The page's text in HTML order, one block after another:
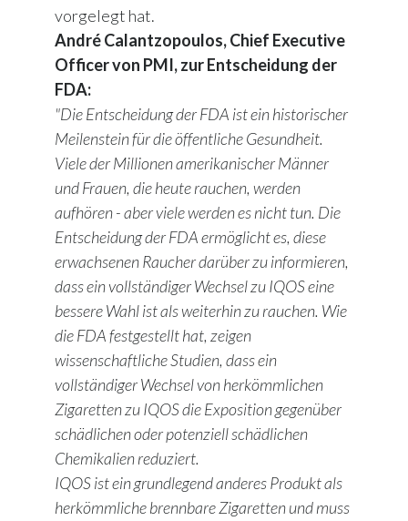
vorgelegt hat.
André Calantzopoulos, Chief Executive
Officer von PMI, zur Entscheidung der
FDA:
"Die Entscheidung der FDA ist ein historischer
Meilenstein für die öffentliche Gesundheit.
Viele der Millionen amerikanischer Männer
und Frauen, die heute rauchen, werden
aufhören - aber viele werden es nicht tun. Die
Entscheidung der FDA ermöglicht es, diese
erwachsenen Raucher darüber zu informieren,
dass ein vollständiger Wechsel zu IQOS eine
bessere Wahl ist als weiterhin zu rauchen. Wie
die FDA festgestellt hat, zeigen
wissenschaftliche Studien, dass ein
vollständiger Wechsel von herkömmlichen
Zigaretten zu IQOS die Exposition gegenüber
schädlichen oder potenziell schädlichen
Chemikalien reduziert.
IQOS ist ein grundlegend anderes Produkt als
herkömmliche brennbare Zigaretten und muss